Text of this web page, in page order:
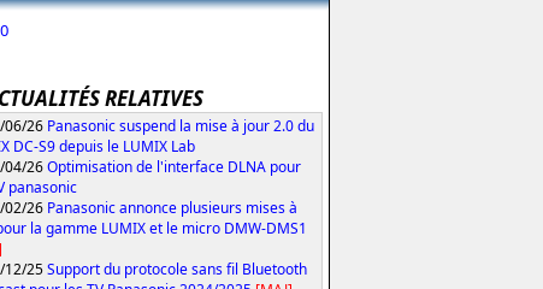
RELATIVES
06/26 Panasonic suspend la mise à jour 2.0 du
DC-S9 depuis le LUMIX Lab
04/26Optimisation de l'interface DLNA pour
panasonic
02/26 Panasonic annonce plusieurs mises à
la gamme LUMIX et le micro DMW-DMS1
12/25Support du protocole sans fil Bluetooth